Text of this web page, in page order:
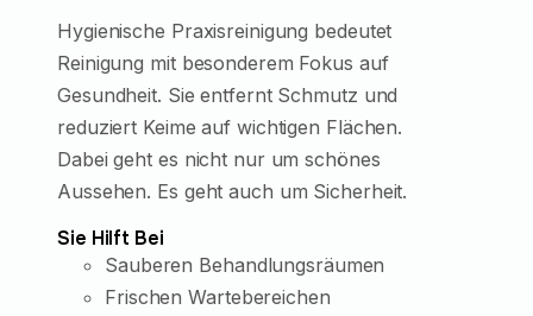
Hygienische Praxisreinigung bedeutet
Reinigung mit besonderem Fokus auf
Gesundheit. Sie entfernt Schmutz und
reduziert Keime auf wichtigen Flächen.
Dabei geht es nicht nur um schönes
Aussehen. Es geht auch um Sicherheit.
Sie Hilft Bei
Sauberen Behandlungsräumen
Frischen Wartebereichen